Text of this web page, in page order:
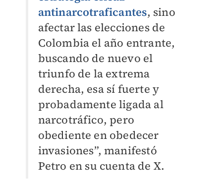
antinarcotraficantes, sino
afectar las elecciones de
Colombia el año entrante,
buscando de nuevo el
triunfo de la extrema
derecha, esa sí fuerte y
probadamente ligada al
narcotráfico, pero
obediente en obedecer
invasiones”, manifestó
Petro en su cuenta de X.